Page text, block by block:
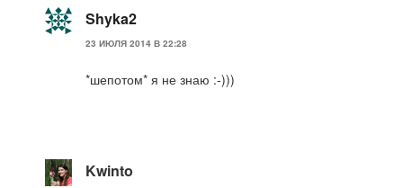
Shyka2
23 ИЮЛЯ 2014 В 22:28
*шепотом* я не знаю :-)))
Kwinto